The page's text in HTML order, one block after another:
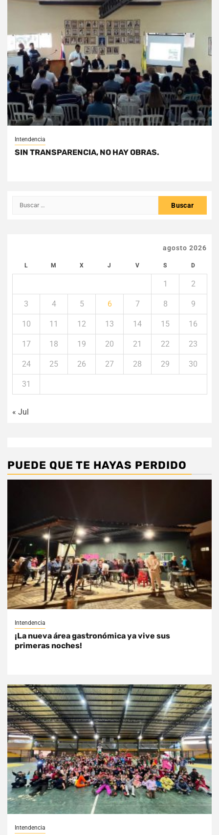
Intendencia
SIN TRANSPARENCIA, NO HAY OBRAS.
Buscar:
agosto 2026
L M X J V S D
1 2
3 4 5 6 7 8 9
10 11 12 13 14 15 16
17 18 19 20 21 22 23
24 25 26 27 28 29 30
31
« Jul
PUEDE QUE TE HAYAS PERDIDO
Intendencia
¡La nueva área gastronómica ya vive sus
primeras noches!
Intendencia